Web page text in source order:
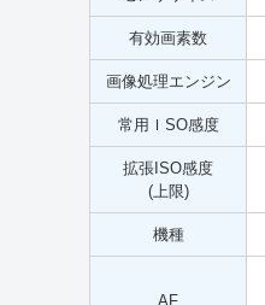
有効画素数
画像処理エンジン
常用ＩSO感度
拡張ISO感度
(上限)
機種
AF